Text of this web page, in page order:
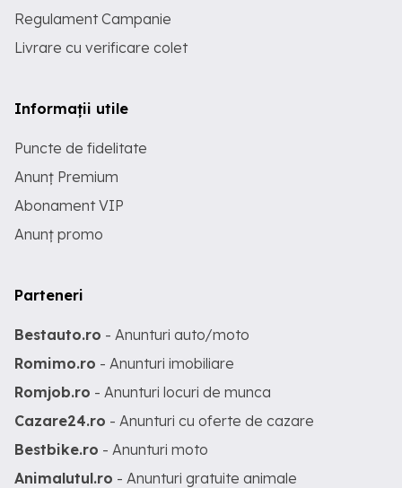
Regulament Campanie
Livrare cu verificare colet
Informații utile
Puncte de fidelitate
Anunț Premium
Abonament VIP
Anunț promo
Parteneri
Bestauto.ro - Anunturi auto/moto
Romimo.ro - Anunturi imobiliare
Romjob.ro - Anunturi locuri de munca
Cazare24.ro - Anunturi cu oferte de cazare
Bestbike.ro - Anunturi moto
Animalutul.ro - Anunturi gratuite animale